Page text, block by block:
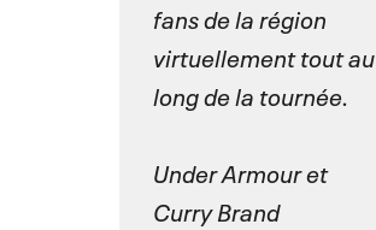
fans de la région
virtuellement tout au
long de la tournée.
Under Armour et
Curry Brand